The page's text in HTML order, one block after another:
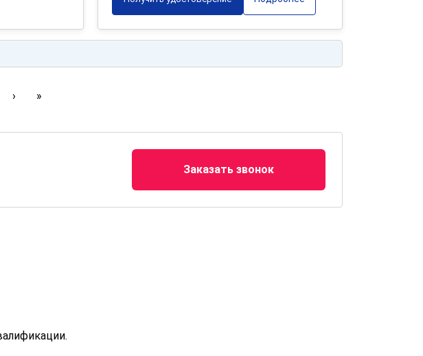
› »
Заказать звонок